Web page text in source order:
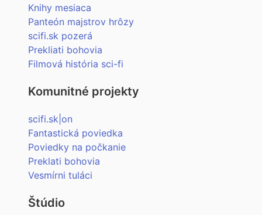
Knihy mesiaca
Panteón majstrov hrôzy
scifi.sk pozerá
Prekliati bohovia
Filmová história sci-fi
Komunitné projekty
scifi.sk|on
Fantastická poviedka
Poviedky na počkanie
Preklati bohovia
Vesmírni tuláci
Štúdio